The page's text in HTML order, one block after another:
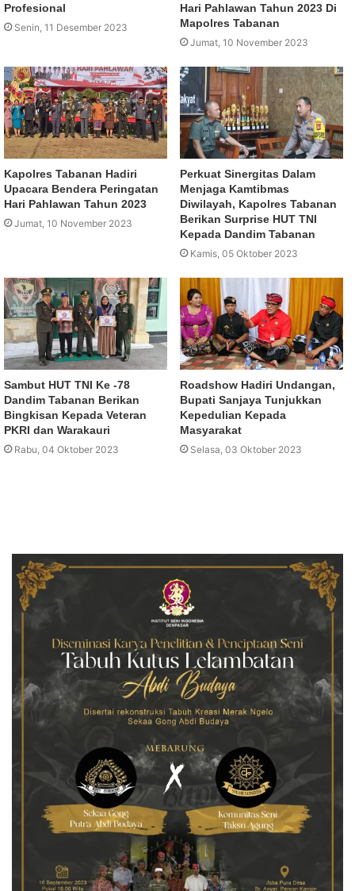
Profesional
Senin, 11 Desember 2023
Hari Pahlawan Tahun 2023 Di
Mapolres Tabanan
Jumat, 10 November 2023
Kapolres Tabanan Hadiri
Upacara Bendera Peringatan
Hari Pahlawan Tahun 2023
Jumat, 10 November 2023
Perkuat Sinergitas Dalam
Menjaga Kamtibmas
Diwilayah, Kapolres Tabanan
Berikan Surprise HUT TNI
Kepada Dandim Tabanan
Kamis, 05 Oktober 2023
Sambut HUT TNI Ke -78
Dandim Tabanan Berikan
Bingkisan Kepada Veteran
PKRI dan Warakauri
Rabu, 04 Oktober 2023
Roadshow Hadiri Undangan,
Bupati Sanjaya Tunjukkan
Kepedulian Kepada
Masyarakat
Selasa, 03 Oktober 2023